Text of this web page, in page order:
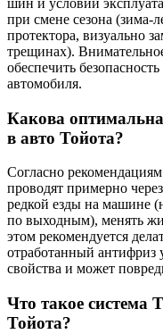
при смене сезона (зима-
протектора, визуально
трещинах).
обеспечить
автомобиля.
Какова
в авто Тойота?
Согласно
проводят примерно
редкой езды на машине
по выходным), менять
этом рекомендуется
отработанный антифриз
свойства и может
Что такое система
Тойота?